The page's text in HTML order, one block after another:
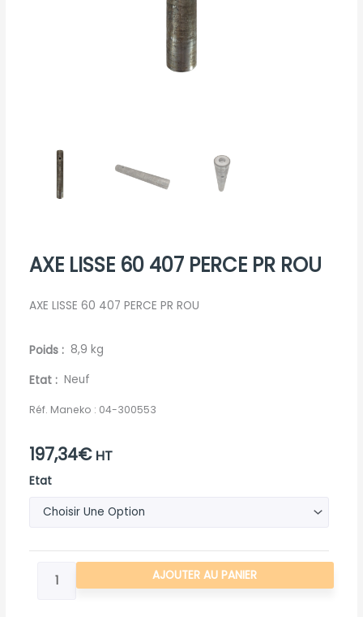
AXE LISSE 60 407 PERCE PR ROU
AXE LISSE 60 407 PERCE PR ROU
Poids 8,9 kg
Etat Neuf
Réf. Maneko : 04-300553
197,34€ HT
Etat
quantité
AXE
AJOUTER AU PANIER